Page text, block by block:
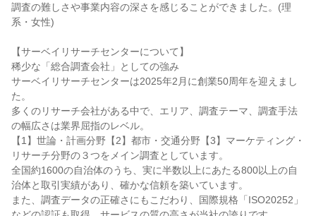
調査の難しさや事業内容の深さを感じることができました。(理
系・女性)
【サーベイリサーチセンターについて】
稀少な「総合調査会社」としての強み
サーベイリサーチセンターは2025年2月に創業50周年を迎えまし
た。
多くのリサーチ会社がある中で、エリア、調査テーマ、調査手法
の幅広さは業界屈指のレベル。
【1】世論・計画分野【2】都市・交通分野【3】マーケティング・
リサーチ分野の３つをメイン調査としています。
全国約1600の自治体のうち、実に半数以上にあたる800以上の自
治体と取引実績があり、確かな信頼を築いています。
また、調査データの正確さにもこだわり、国際規格「ISO20252」